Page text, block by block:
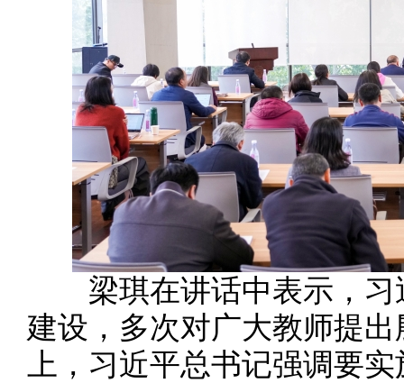
梁琪在讲话中表示，习
建设，多次对广大教师提
上，习近平总书记强调要